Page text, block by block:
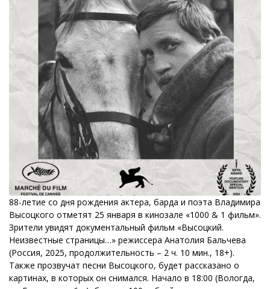
88-летие со дня рождения актера, барда и поэта Владимира
Высоцкого отметят 25 января в кинозале «1000 & 1 фильм».
Зрители увидят документальный фильм «Высоцкий.
Неизвестные страницы…» режиссера Анатолия Бальчева
(Россия, 2025, продолжительность – 2 ч. 10 мин., 18+).
Также прозвучат песни Высоцкого, будет рассказано о
картинах, в которых он снимался. Начало в 18:00 (Вологда,